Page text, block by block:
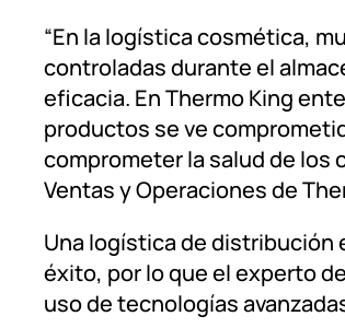
“En la logística cosmética,
controladas durante el
eficacia. En Thermo King
productos se ve
comprometer la salud de los
Ventas y Operaciones de
Una logística de distribución
éxito, por lo que el experto
uso de tecnologías